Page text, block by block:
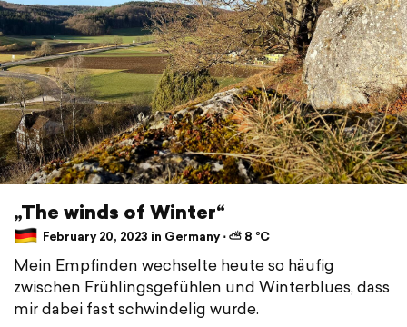
„The winds of Winter“
February 20, 2023 in Germany ⋅ ⛅ 8 °C
Mein Empfinden wechselte heute so häufig
zwischen Frühlingsgefühlen und Winterblues, dass
mir dabei fast schwindelig wurde.